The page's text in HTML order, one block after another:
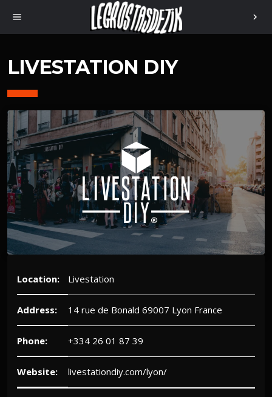
menu chevron_right
LIVESTATION DIY
Location: Livestation
Address: 14 rue de Bonald 69007 Lyon France
Phone: +334 26 01 87 39
Website: livestationdiy.com/lyon/